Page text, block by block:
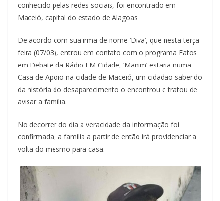
conhecido pelas redes sociais, foi encontrado em
Maceió, capital do estado de Alagoas.
De acordo com sua irmã de nome ‘Diva’, que nesta terça-
feira (07/03), entrou em contato com o programa Fatos
em Debate da Rádio FM Cidade, ‘Manim’ estaria numa
Casa de Apoio na cidade de Maceió, um cidadão sabendo
da história do desaparecimento o encontrou e tratou de
avisar a família.
No decorrer do dia a veracidade da informação foi
confirmada, a família a partir de então irá providenciar a
volta do mesmo para casa.